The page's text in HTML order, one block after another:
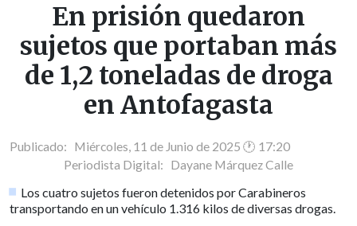
En prisión quedaron
sujetos que portaban más
de 1,2 toneladas de droga
en Antofagasta
Publicado: Miércoles, 11 de Junio de 2025 🕐 17:20
Periodista Digital:
Dayane Márquez Calle
Los cuatro sujetos fueron detenidos por Carabineros
transportando en un vehículo 1.316 kilos de diversas drogas.